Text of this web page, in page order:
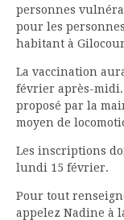
personnes
pour les
habitant à
La vaccination
février après-midi.
proposé par la
moyen de
Les inscriptions
lundi 15 février.
Pour tout
appelez Nadine à